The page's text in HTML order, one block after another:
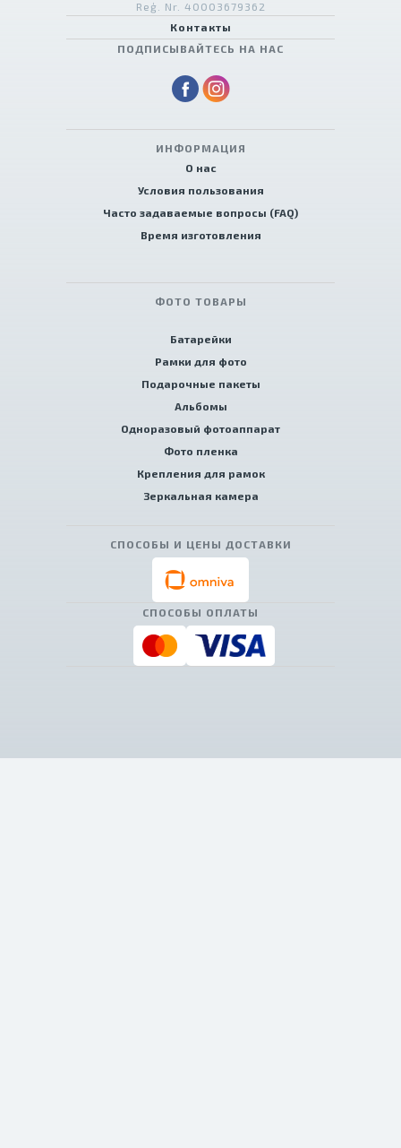
Reģ. Nr. 40003679362
Контакты
ПОДПИСЫВАЙТЕСЬ НА НАС
ИНФОРМАЦИЯ
О нас
Условия пользования
Часто задаваемые вопросы (FAQ)
Время изготовления
ФОТО ТОВАРЫ
Батарейки
Рамки для фото
Подарочные пакеты
Альбомы
Одноразовый фотоаппарат
Фото пленка
Крепления для рамок
Зеркальная камера
СПОСОБЫ И ЦЕНЫ ДОСТАВКИ
СПОСОБЫ ОПЛАТЫ